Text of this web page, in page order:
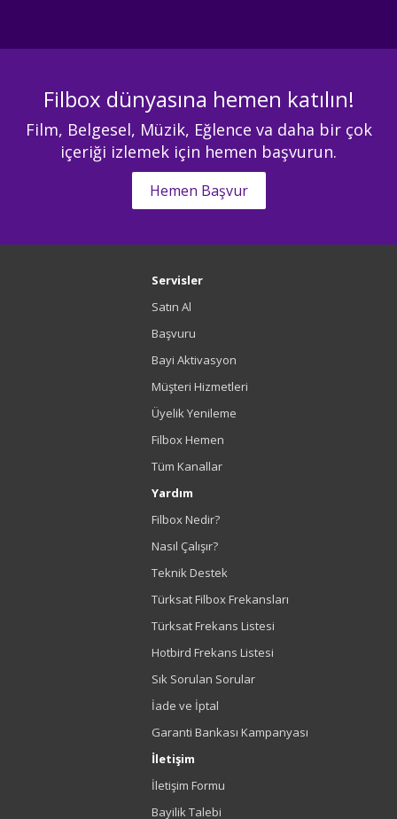
Filbox dünyasına hemen katılın!
Film, Belgesel, Müzik, Eğlence va daha bir çok
içeriği izlemek için hemen başvurun.
Hemen Başvur
Servisler
Satın Al
Başvuru
Bayi Aktivasyon
Müşteri Hizmetleri
Üyelik Yenileme
Filbox Hemen
Tüm Kanallar
Yardım
Filbox Nedir?
Nasıl Çalışır?
Teknik Destek
Türksat Filbox Frekansları
Türksat Frekans Listesi
Hotbird Frekans Listesi
Sık Sorulan Sorular
İade ve İptal
Garanti Bankası Kampanyası
İletişim
İletişim Formu
Bayilik Talebi